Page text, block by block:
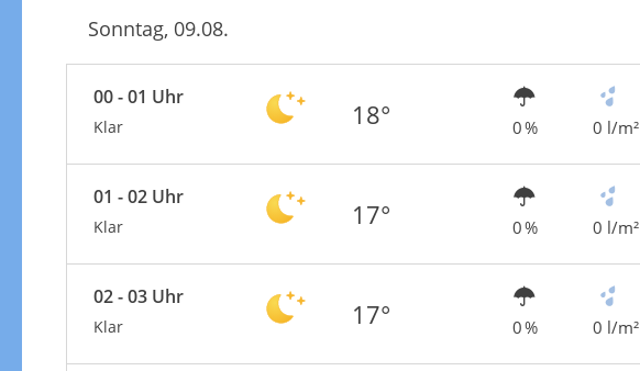
Sonntag, 09.08.
00 - 01 Uhr
Klar 18° 0 % 0 l/m²
01 - 02 Uhr
Klar 17° 0 % 0 l/m²
02 - 03 Uhr
Klar 17° 0 % 0 l/m²